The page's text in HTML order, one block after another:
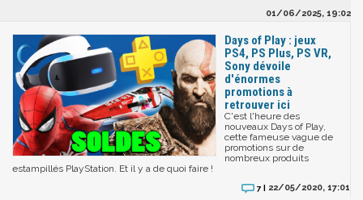
01/06/2025, 19:02
Days of Play : jeux
PS4, PS Plus, PS VR,
Sony dévoile
d'énormes
promotions à
retrouver ici
C'est l'heure des
nouveaux Days of Play,
cette fameuse vague de
promotions sur de
nombreux produits
estampillés PlayStation. Et il y a de quoi faire !
7 | 22/05/2020, 17:01